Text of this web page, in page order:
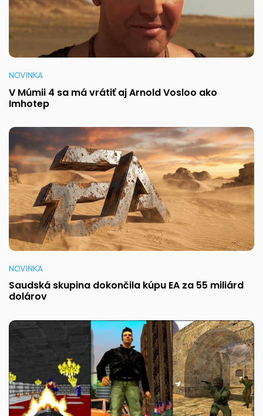
NOVINKA
V Múmii 4 sa má vrátiť aj Arnold Vosloo ako
Imhotep
NOVINKA
Saudská skupina dokončila kúpu EA za 55 miliárd
dolárov